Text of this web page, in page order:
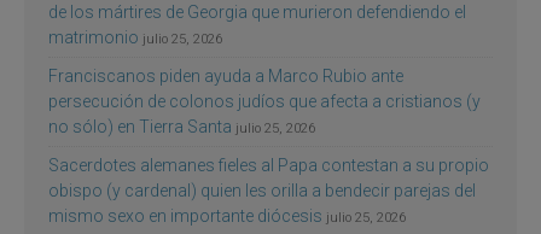
de los mártires de Georgia que murieron defendiendo el
matrimonio julio 25, 2026
Franciscanos piden ayuda a Marco Rubio ante
persecución de colonos judíos que afecta a cristianos (y
no sólo) en Tierra Santa julio 25, 2026
Sacerdotes alemanes fieles al Papa contestan a su propio
obispo (y cardenal) quien les orilla a bendecir parejas del
mismo sexo en importante diócesis julio 25, 2026